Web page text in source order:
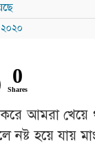
২০২০
0
Shares
আমরা খেয়ে
নষ্ট হয়ে যায়